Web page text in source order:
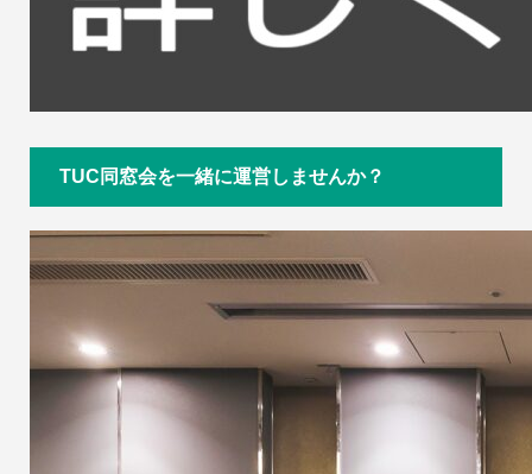
TUC同窓会を一緒に運営しませんか？